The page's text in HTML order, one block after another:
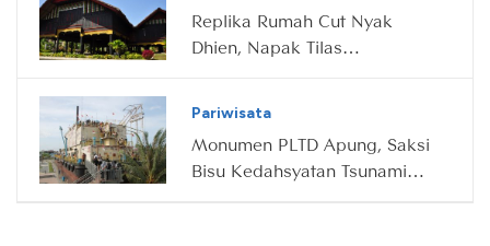
Replika Rumah Cut Nyak
Dhien, Napak Tilas
Pariwisata
Monumen PLTD Apung, Saksi
Bisu Kedahsyatan Tsunami